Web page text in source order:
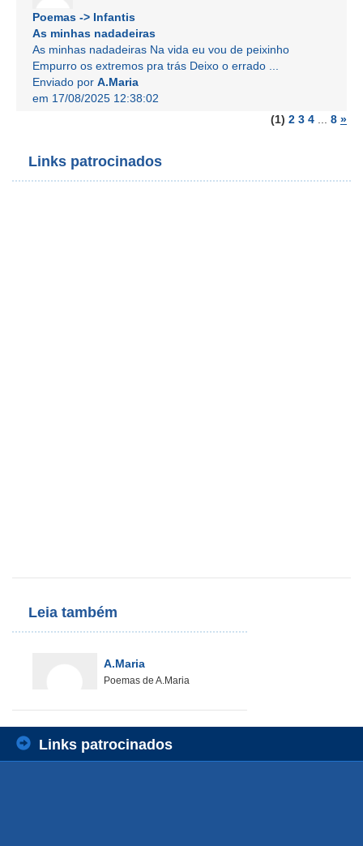
Poemas -> Infantis
As minhas nadadeiras
As minhas nadadeiras Na vida eu vou de peixinho
Empurro os extremos pra trás Deixo o errado ...
Enviado por A.Maria
em 17/08/2025 12:38:02
(1) 2 3 4 8 »
Links patrocinados
Leia também
A.Maria
Poemas de A.Maria
Links patrocinados